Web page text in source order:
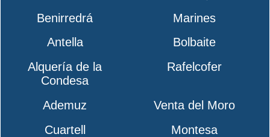
Benirredrá
Marines
Antella
Bolbaite
Alquería de la
Condesa
Rafelcofer
Ademuz
Venta del Moro
Cuartell
Montesa